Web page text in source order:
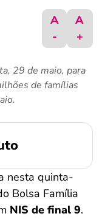
A
-
A
+
29 de maio, para
de famílias
nesta quinta-
Bolsa Família
NIS de final 9.